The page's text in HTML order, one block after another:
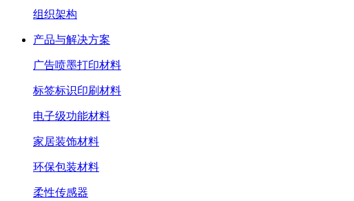
组织架构
产品与解决方案
广告喷墨打印材料
标签标识印刷材料
电子级功能材料
家居装饰材料
环保包装材料
柔性传感器